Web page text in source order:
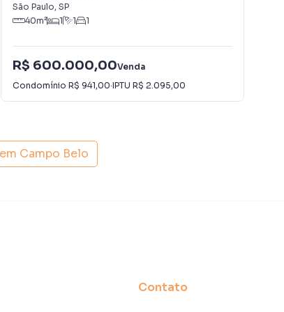
Belo, em São Paulo. Não encontrou o que
casas residenciais e comerciais,
além de empreendimentos em
e tranquilidade. Na Lares e Andares
alugar seu imóvel muito mais rápido do que em
São Paulo, SP
40m² 1 1 1
R$ 600.000,00Venda
Condomínio R$ 941,00·IPTU R$ 2.095,00
Campo Belo
Contato